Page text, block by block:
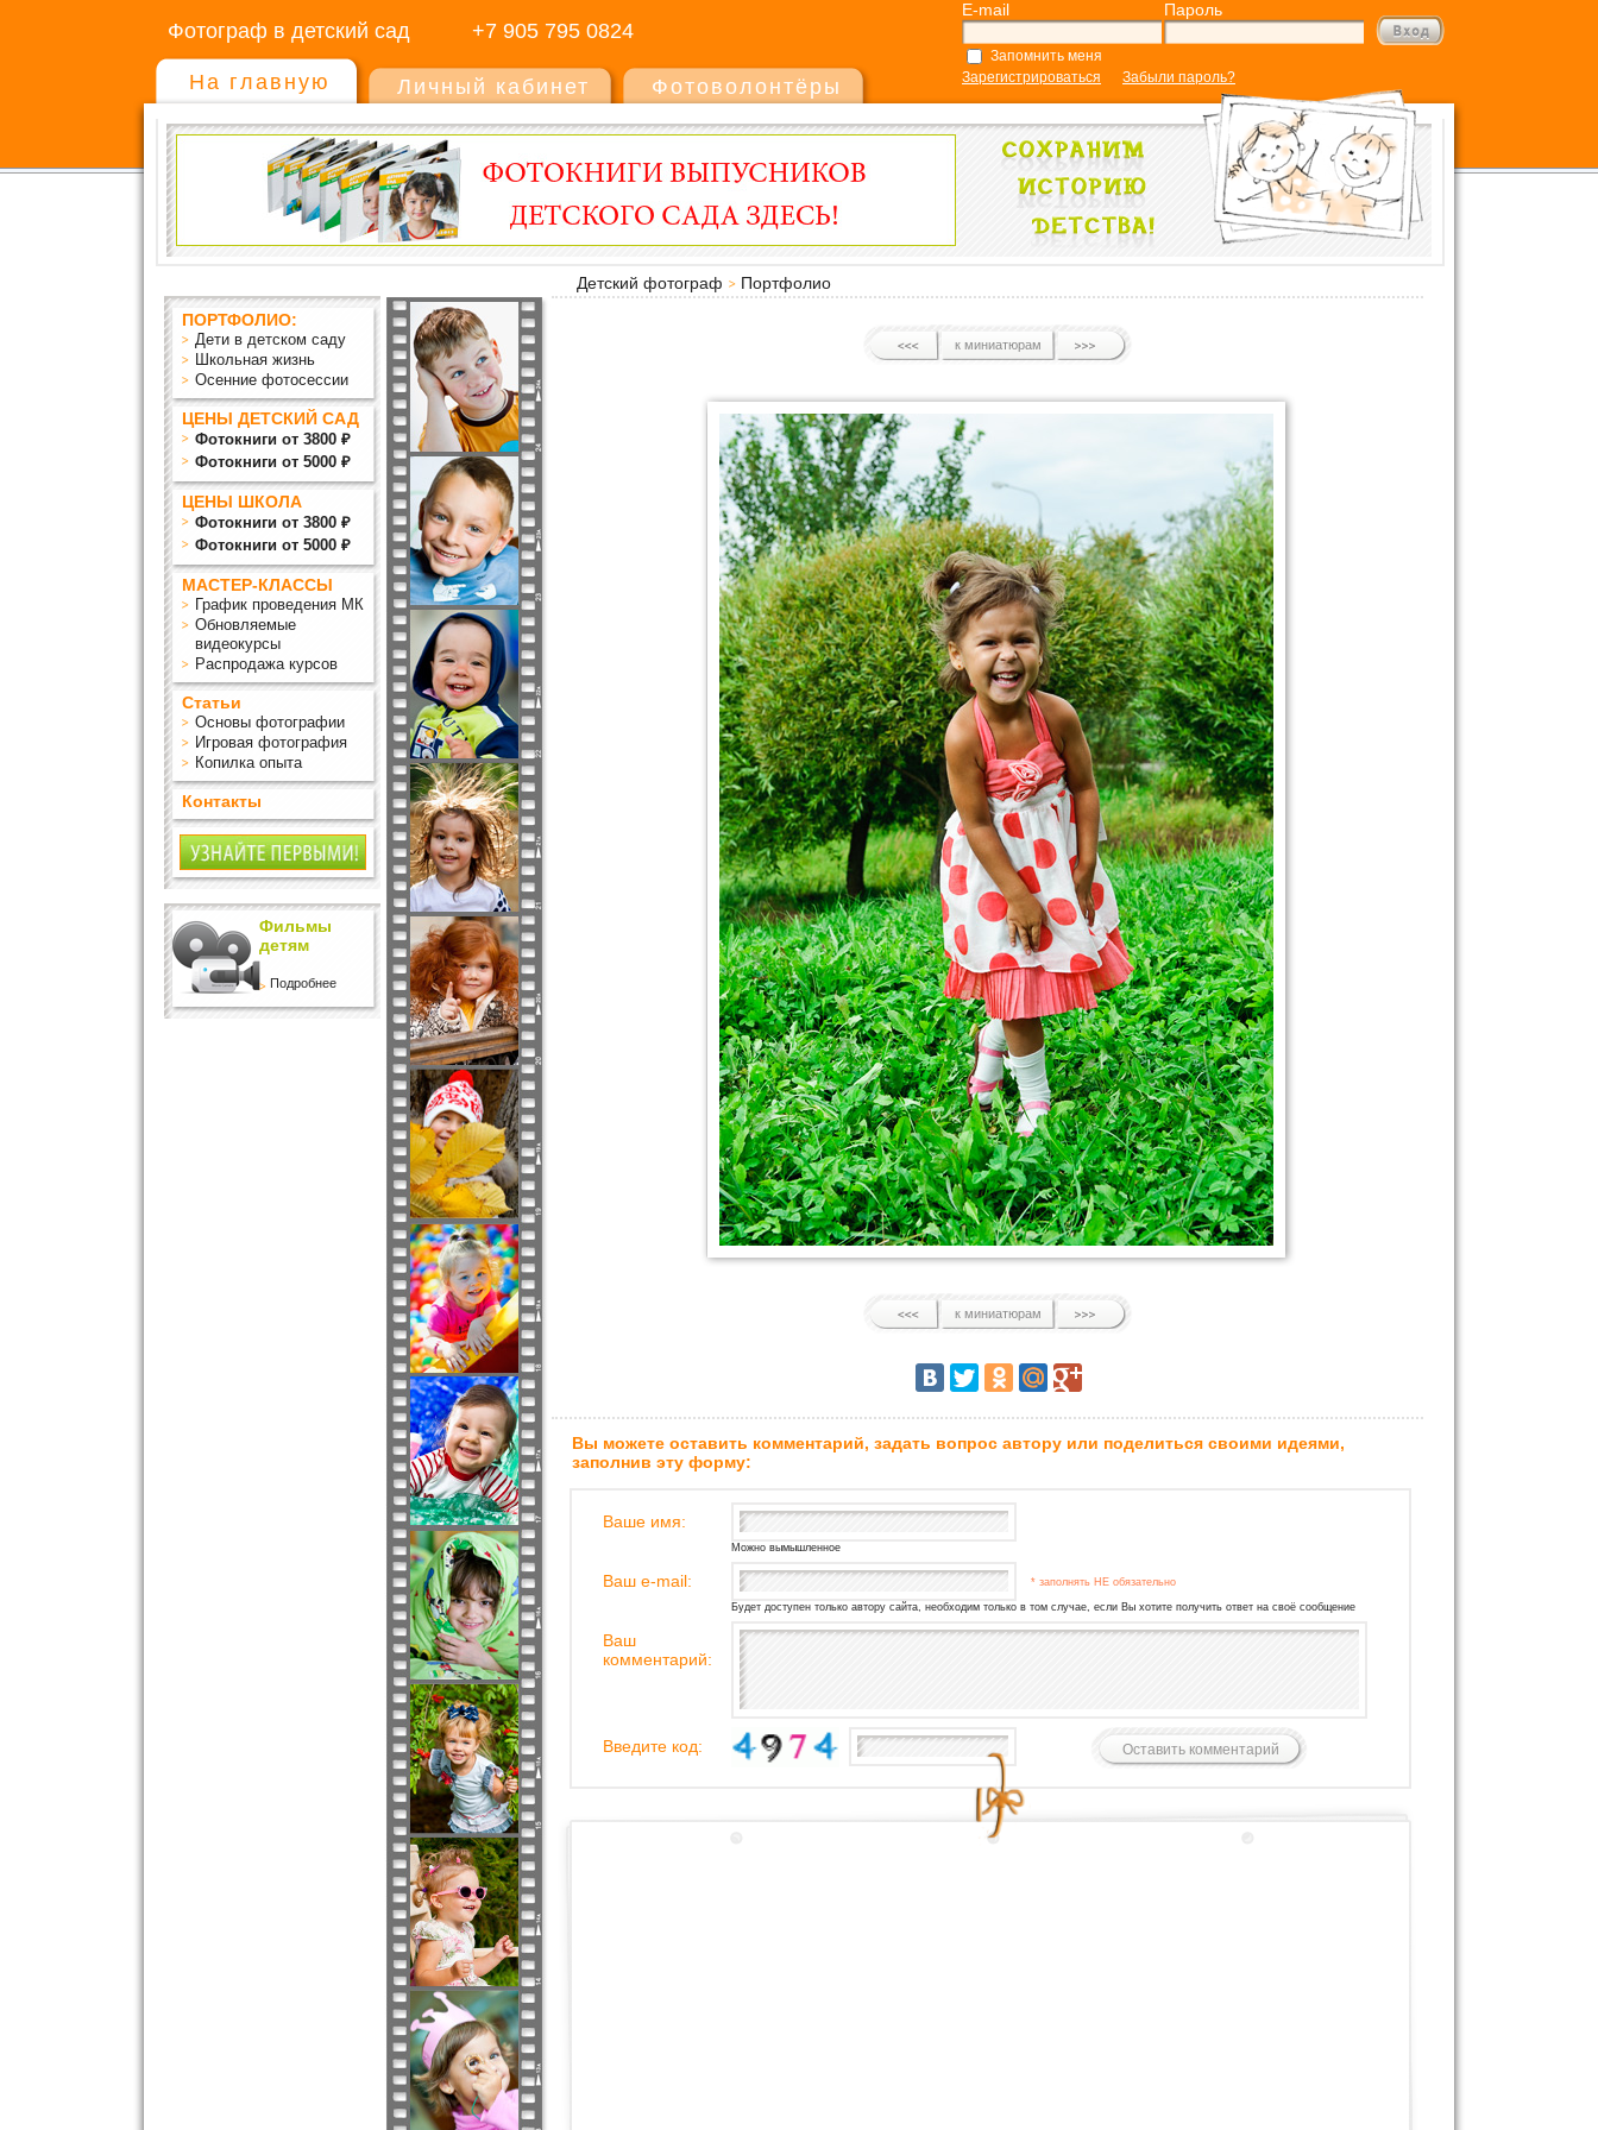
Фотограф в детский сад +7 905 795 0824
E-mail Пароль
Запомнить меня
Зарегистрироваться
Забыли пароль?
На главную Личный кабинет Фотоволонтёры
Детский фотограф
Портфолио
ПОРТФОЛИО:
Дети в детском саду
Школьная жизнь
Осенние фотосессии
ЦЕНЫ ДЕТСКИЙ САД
Фотокниги от 3800 ₽
Фотокниги от 5000 ₽
ЦЕНЫ ШКОЛА
Фотокниги от 3800 ₽
Фотокниги от 5000 ₽
МАСТЕР-КЛАССЫ
График проведения МК
Обновляемые
видеокурсы
Распродажа курсов
Статьи
Основы фотографии
Игровая фотография
Копилка опыта
Контакты
Фильмы
детям
Подробнее
к миниатюрам
к миниатюрам
Вы можете оставить комментарий, задать вопрос автору или поделиться своими идеями,
заполнив эту форму:
Ваше имя:
Можно вымышленное
Ваш e-mail: * заполнять НЕ обязательно
Будет доступен только автору сайта, необходим только в том случае, если Вы хотите получить ответ на своё сообщение
Ваш
комментарий:
Введите код: